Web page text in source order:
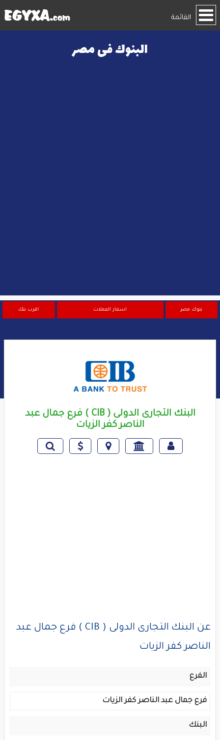
القائمة
البنوك فى مصر
بنوك مصر اسعار العملات اقرب بنك
البنك التجارى الدولى ( CIB ) فرع جمال عبد
الناصر كفر الزيات
عن البنك التجارى الدولى ( CIB ) فرع جمال عبد
الناصر كفر الزيات
الفرع
فرع جمال عبد الناصر كفر الزيات
البنك